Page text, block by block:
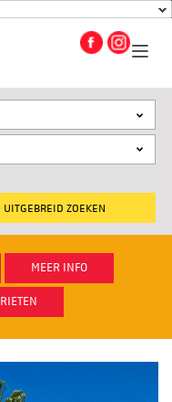
UITGEBREID ZOEKEN
MEER INFO